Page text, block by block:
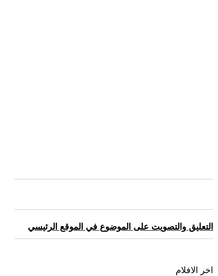
التعليق والتصويت على الموضوع في الموقع الرئيسي
اخر الافلام